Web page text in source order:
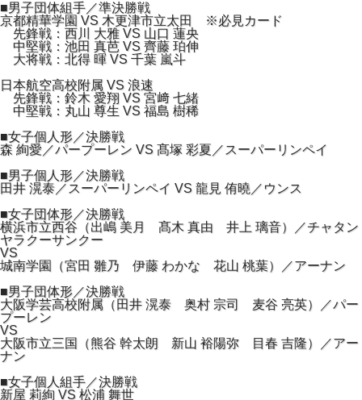
■男子団体組手／準決勝戦
京都精華学園 VS 木更津市立太田 ※必見カード
先鋒戦：西川 大雅 VS 山口 蓮央
中堅戦：池田 真芭 VS 齊藤 珀伸
大将戦：北得 暉 VS 千葉 嵐斗
日本航空高校附属 VS 浪速
先鋒戦：鈴木 愛翔 VS 宮﨑 七緒
中堅戦：丸山 尊生 VS 福島 樹稀
■女子個人形／決勝戦
森 絢愛／パープーレン VS 髙塚 彩夏／スーパーリンペイ
■男子個人形／決勝戦
田井 滉泰／スーパーリンペイ VS 龍見 侑曉／ウンス
■女子団体形／決勝戦
横浜市立西谷（出嶋 美月 髙木 真由 井上 璃音）／チャタン
ヤラクーサンクー
VS
城南学園（宮田 雛乃 伊藤 わかな 花山 桃葉）／アーナン
■男子団体形／決勝戦
大阪学芸高校附属（田井 滉泰 奥村 宗司 麦谷 亮英）／パー
プーレン
VS
大阪市立三国（熊谷 幹太朗 新山 裕陽弥 目春 吉隆）／アー
ナン
■女子個人組手／決勝戦
新屋 莉絢 VS 松浦 舞世